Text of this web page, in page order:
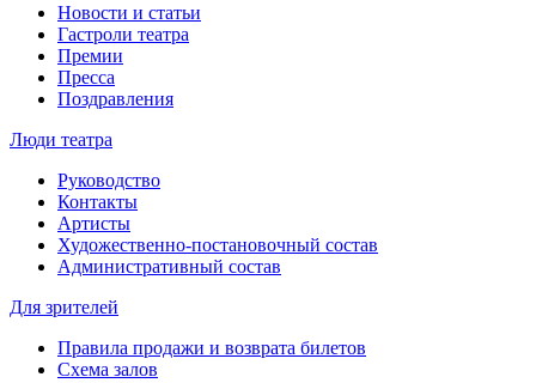
Новости и статьи
Гастроли театра
Премии
Пресса
Поздравления
Люди театра
Руководство
Контакты
Артисты
Художественно-постановочный состав
Административный состав
Для зрителей
Правила продажи и возврата билетов
Схема залов